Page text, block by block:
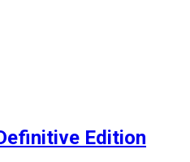
Edition